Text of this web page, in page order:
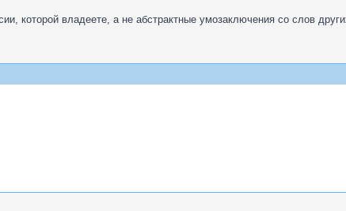
которой владеете, а не абстрактные умозаключения со слов